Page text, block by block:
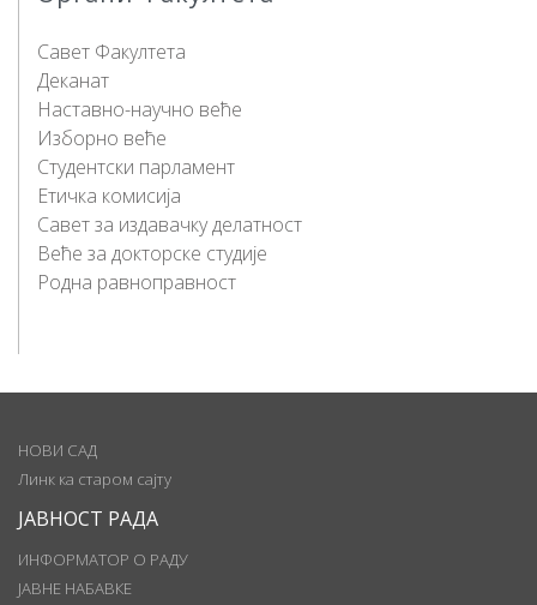
Савет Факултета
Деканат
Наставно-научно веће
Изборно веће
Студентски парламент
Етичка комисија
Савет за издавачку делатност
Веће за докторске студије
Родна равноправност
НОВИ САД
Линк ка старом сајту
ЈАВНОСТ РАДА
ИНФОРМАТОР О РАДУ
ЈАВНЕ НАБАВКЕ